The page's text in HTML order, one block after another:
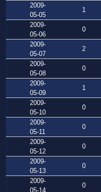
2009-
05-05
1
2009-
05-06
0
2009-
05-07
2
2009-
05-08
0
2009-
05-09
1
2009-
05-10
0
2009-
05-11
0
2009-
05-12
0
2009-
05-13
0
2009-
05-14
0